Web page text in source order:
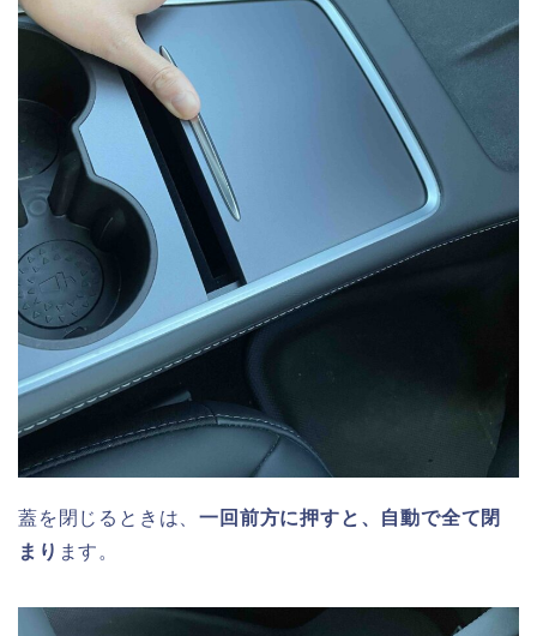
蓋を閉じるときは、一回前方に押すと、自動で全て閉
まり ます。